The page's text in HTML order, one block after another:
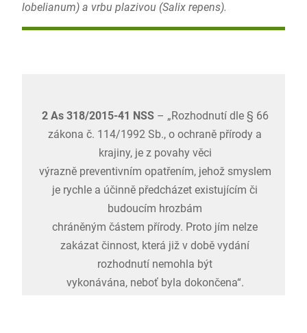
lobelianum) a vrbu plazivou (Salix repens).
2 As 318/2015-41 NSS– „Rozhodnutí dle § 66
zákona č. 114/1992 Sb., o ochraně přírody a
krajiny, je z povahy věci
výrazně preventivním opatřením, jehož smyslem
je rychle a účinně předcházet existujícím či
budoucím hrozbám
chráněným částem přírody. Proto jím nelze
zakázat činnost, která již v době vydání
rozhodnutí nemohla být
vykonávána, neboť byla dokončena“.